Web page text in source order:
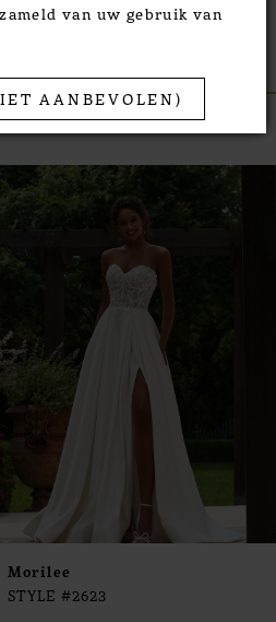
Morilee
STYLE #2623
van uw gebruik van
AANBEVOLEN)